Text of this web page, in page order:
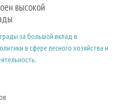
высокой
за большой вклад в
в сфере лесного хозяйства и